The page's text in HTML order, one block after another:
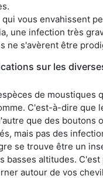
vous envahissent
une infection très
ne s'avèrent être
sur les
de moustiques
C'est-à-dire que
que des boutons
mais pas des
se trouve être un
basses altitudes.
autour de vos